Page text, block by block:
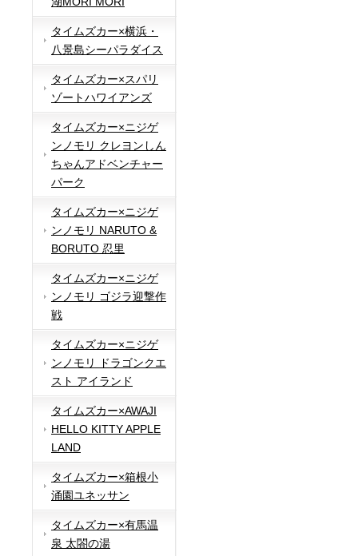
タイムズカー×横浜・
八景島シーパラダイス
タイムズカー×スパリ
ゾートハワイアンズ
タイムズカー×ニジゲ
ンノモリ クレヨンしん
ちゃんアドベンチャー
パーク
タイムズカー×ニジゲ
ンノモリ NARUTO &
BORUTO 忍里
タイムズカー×ニジゲ
ンノモリ ゴジラ迎撃作
戦
タイムズカー×ニジゲ
ンノモリ ドラゴンクエ
スト アイランド
タイムズカー×AWAJI
HELLO KITTY APPLE
LAND
タイムズカー×箱根小
涌園ユネッサン
タイムズカー×有馬温
泉 太閤の湯